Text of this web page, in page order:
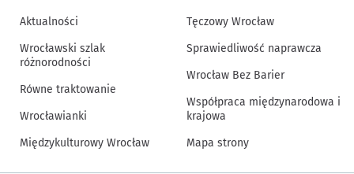
Aktualności
Wrocławski szlak
różnorodności
Równe traktowanie
Wrocławianki
Międzykulturowy Wrocław
Tęczowy Wrocław
Sprawiedliwość naprawcza
Wrocław Bez Barier
Współpraca międzynarodowa i
krajowa
Mapa strony